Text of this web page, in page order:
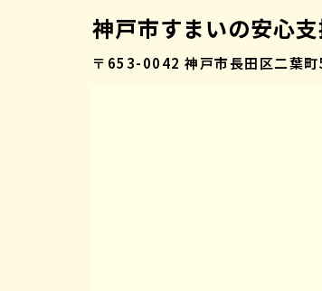
神戸市すまいの安心
〒653-0042 神戸市長田区二葉